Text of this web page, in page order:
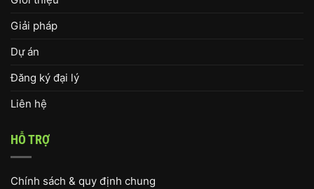
Giải pháp
Dự án
Đăng ký đại lý
Liên hệ
HỖ TRỢ
Chính sách & quy định chung